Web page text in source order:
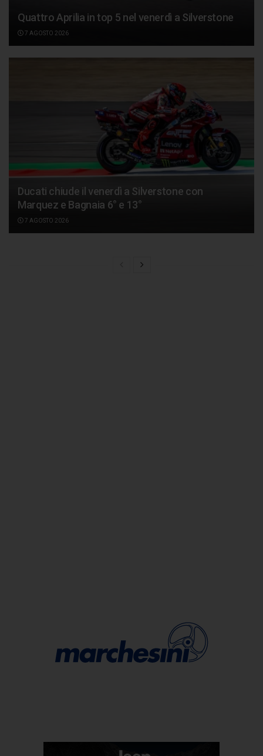
Quattro Aprilia in top 5 nel venerdì a Silverstone
7 AGOSTO 2026
Ducati chiude il venerdì a Silverstone con
Marquez e Bagnaia 6° e 13°
7 AGOSTO 2026